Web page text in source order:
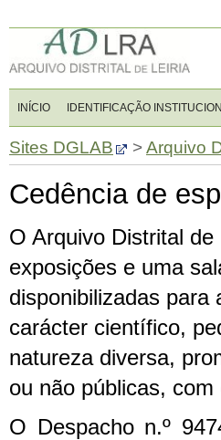
INÍCIO IDENTIFICAÇÃO
Sites DGLAB >Arquivo
Cedência de
O Arquivo Distrital
exposições e uma
disponibilizadas para
carácter científico,
natureza diversa,
ou não públicas,
O Despacho n.º